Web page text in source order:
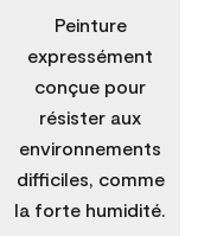
Peinture
expressément
conçue pour
résister aux
environnements
difficiles, comme
la forte humidité.